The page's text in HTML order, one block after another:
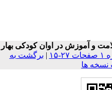
سلامت و آموزش در اوان کودکی بهار
| برگشت به
ها